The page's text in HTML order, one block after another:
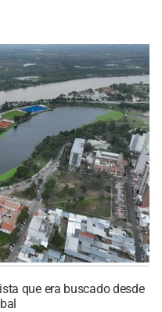
que era buscado desde